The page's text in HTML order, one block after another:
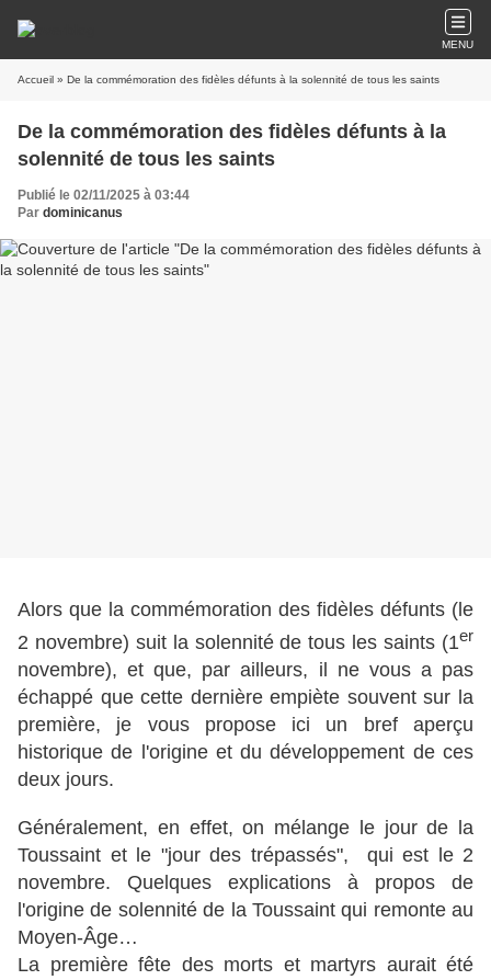
MENU
Accueil » De la commémoration des fidèles défunts à la solennité de tous les saints
De la commémoration des fidèles défunts à la
solennité de tous les saints
Publié le 02/11/2025 à 03:44
Par dominicanus
Alors que la commémoration des fidèles défunts (le
2 novembre) suit la solennité de tous les saints (1er
novembre), et que, par ailleurs, il ne vous a pas
échappé que cette dernière empiète souvent sur la
première, je vous propose ici un bref aperçu
historique de
l'origine et du développement de ces
deux jours.
Généralement, en effet, on mélange le jour de la
Toussaint et le "jour des trépassés", qui est le 2
novembre. Quelques explications à propos de
l'origine de solennité de la Toussaint qui remonte au
Moyen-Âge…
La première fête des morts et martyrs aurait été